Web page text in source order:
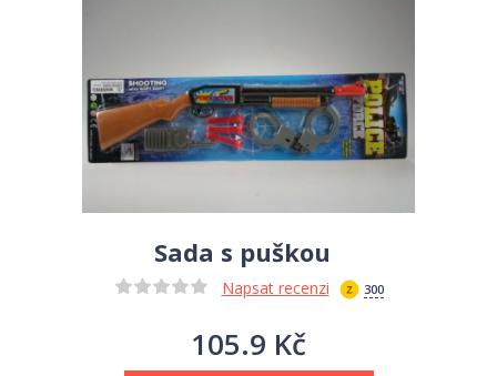
Sada s puškou
Napsat recenzi 300
105.9 Kč